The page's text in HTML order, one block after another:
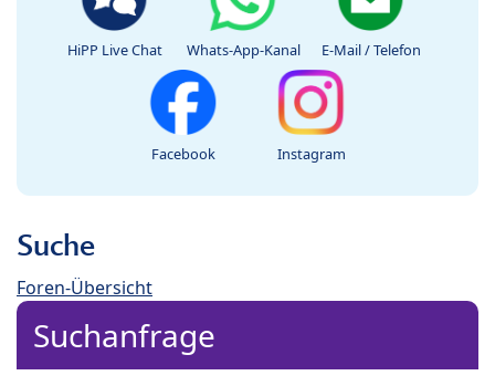
HiPP Live Chat Whats-App-Kanal E-Mail / Telefon
Facebook Instagram
Suche
Foren-Übersicht
Suchanfrage